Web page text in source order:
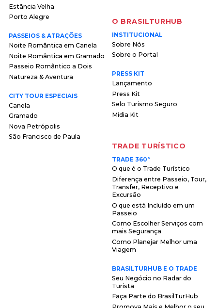
Estância Velha
Porto Alegre
PASSEIOS & ATRAÇÕES
Noite Romântica em Canela
Noite Romântica em Gramado
Passeio Romântico a Dois
Natureza & Aventura
CITY TOUR ESPECIAIS
Canela
Gramado
Nova Petrópolis
São Francisco de Paula
O BRASILTURHUB
INSTITUCIONAL
Sobre Nós
Sobre o Portal
PRESS KIT
Lançamento
Press Kit
Selo Turismo Seguro
Midia Kit
TRADE TURÍSTICO
TRADE 360°
O que é o Trade Turístico
Diferença entre Passeio, Tour,
Transfer, Receptivo e
Excursão
O que está Incluído em um
Passeio
Como Escolher Serviços com
mais Segurança
Como Planejar Melhor uma
Viagem
BRASILTURHUB E O TRADE
Seu Negócio no Radar do
Turista
Faça Parte do BrasilTurHub